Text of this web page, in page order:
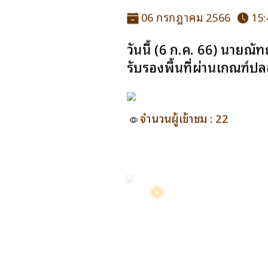
06 กรกฎาคม 2566
วันนี้ (6 ก.ค. 66) นายณั
รับรองพื้นที่ผ่านเกณฑ์ปล
จำนวนผู้เข้าชม : 22